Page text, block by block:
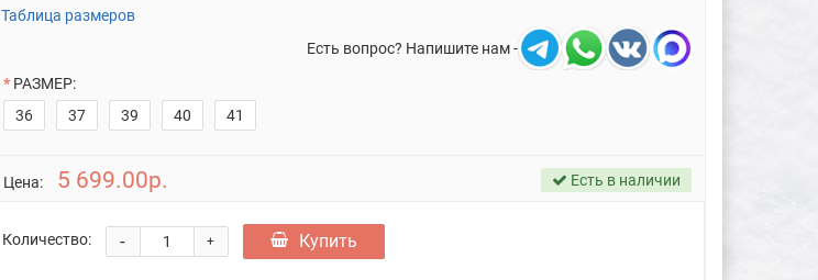
Таблица размеров
Есть вопрос? Напишите нам -
РАЗМЕР:
36
37 39 40 41
Цена: 5 699.00р. Есть в наличии
Количество: +
- Купить